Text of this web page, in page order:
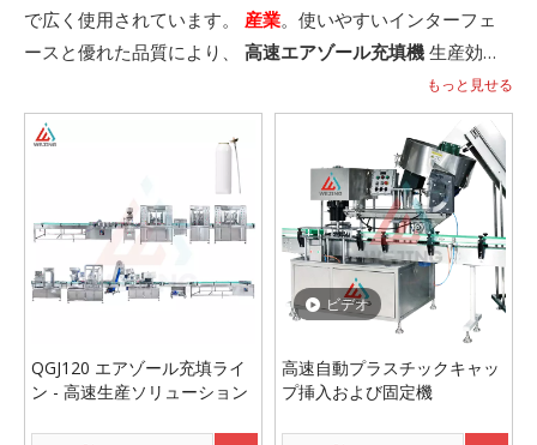
で広く使用されています。 産業。使いやすいインターフェ
ースと優れた品質により、 高速エアゾール充填機 生産効率
と製品品質の向上に役立ちます。私たちのを選択してくださ
い高速エアゾール充填機ビジネスを次のレベルに引き上げ
ます。
もっと見せる
QGJ120 エアゾール充填ライ
ン - 高速生産ソリューション
ビデオ
高速自動プラスチックキャッ
プ挿入および固定機